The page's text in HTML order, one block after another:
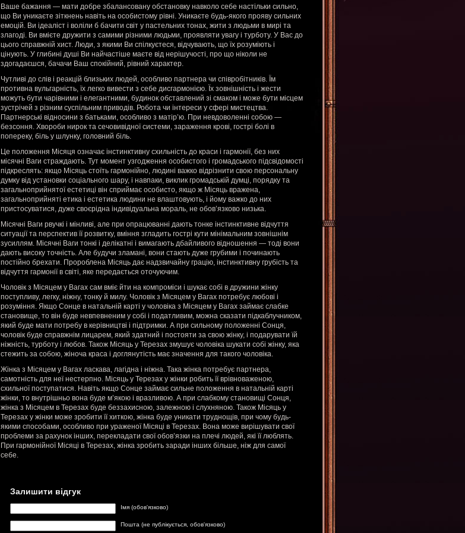
Ваше бажання — мати добре збалансовану обстановку навколо себе настільки сильно,
що Ви уникаєте зіткнень навіть на особистому рівні. Уникаєте будь-якого прояву сильних
емоцій. Ви ідеаліст і воліли б бачити світ у пастельних тонах, жити з людьми в мирі та
злагоді. Ви вмієте дружити з самими різними людьми, проявляти увагу і турботу. У Вас до
цього справжній хист. Люди, з якими Ви спілкуєтеся, відчувають, що їх розуміють і
цінують. У глибині душі Ви найчастіше маєте від нерішучості, про що ніколи не
здогадаєшся, бачачи Ваш спокійний, рівний характер.
Чутливі до слів і реакцій близьких людей, особливо партнера чи співробітників. Їм
противна вульгарність, їх легко вивести з себе дисгармонією. Їх зовнішність і жести
можуть бути чарівними і елегантними, будинок обставлений зі смаком і може бути місцем
зустрічей з різним суспільним приводів. Робота чи інтереси у сфері мистецтва.
Партнерські відносини з батьками, особливо з матір’ю. При невдоволенні собою —
безсоння. Хвороби нирок та сечовивідної системи, зараження крові, гострі болі в
попереку, біль у шлунку, головний біль.
Це положення Місяця означає інстинктивну схильність до краси і гармонії, без них
місячні Ваги страждають. Тут момент узгодження особистого і громадського підсвідомості
підкреслять: якщо Місяць стоїть гармонійно, людині важко відрізнити свою персональну
думку від установки соціального шару, і навпаки, виклик громадській думці, порядку та
загальноприйнятої естетиці він сприймає особисто, якщо ж Місяць вражена,
загальноприйняті етика і естетика людини не влаштовують, і йому важко до них
пристосуватися, дуже своєрідна індивідуальна мораль, не обов’язково низька.
Місячні Ваги рвучкі і мінливі, але при опрацюванні дають тонке інстинктивне відчуття
ситуації та перспектив її розвитку, вміння згладить гострі кути мінімальним зовнішнім
зусиллям. Місячні Ваги тонкі і делікатні і вимагають дбайливого відношення — тоді вони
дають високу точність. Але будучи зламані, вони стають дуже грубими і починають
постійно брехати. Пророблена Місяць дає надзвичайну грацію, інстинктивну грубість та
відчуття гармонії в світі, яке передається оточуючим.
Чоловік з Місяцем у Вагах сам вміє йти на компроміси і шукає собі в дружини жінку
поступливу, легку, ніжну, тонку й милу. Чоловік з Місяцем у Вагах потребує любові і
розуміння. Якщо Сонце в натальній карті у чоловіка з Місяцем у Вагах займає слабке
становище, то він буде невпевненим у собі і податливим, можна сказати підкаблучником,
який буде мати потребу в керівництві і підтримки. А при сильному положенні Сонця,
чоловік буде справжнім лицарем, який здатний і постояти за свою жінку, і подарувати їй
ніжність, турботу і любов. Також Місяць у Терезах змушує чоловіка шукати собі жінку, яка
стежить за собою, жіноча краса і доглянутість має значення для такого чоловіка.
Жінка з Місяцем у Вагах ласкава, лагідна і ніжна. Така жінка потребує партнера,
самотність для неї нестерпно. Місяць у Терезах у жінки робить її врівноваженою,
схильної поступатися. Навіть якщо Сонце займає сильне положення в натальній карті
жінки, то внутрішньо вона буде м’якою і вразливою. А при слабкому становищі Сонця,
жінка з Місяцем в Терезах буде беззахисною, залежною і слухняною. Також Місяць у
Терезах у жінки може зробити її хиткою, жінка буде уникати труднощів, при чому будь-
якими способами, особливо при ураженої Місяці в Терезах. Вона може вирішувати свої
проблеми за рахунок інших, перекладати свої обов’язки на плечі людей, які її люблять.
При гармонійної Місяці в Терезах, жінка зробить заради інших більше, ніж для самої
себе.
Залишити відгук
Імя (обов'язково)
Пошта (не публікується, обов'язково)